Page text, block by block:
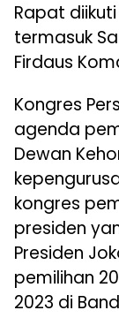
Rapat
termasuk
Firdaus
Kongres
agenda
Dewan
kongres
presiden
Presiden
pemilihan
2023 di